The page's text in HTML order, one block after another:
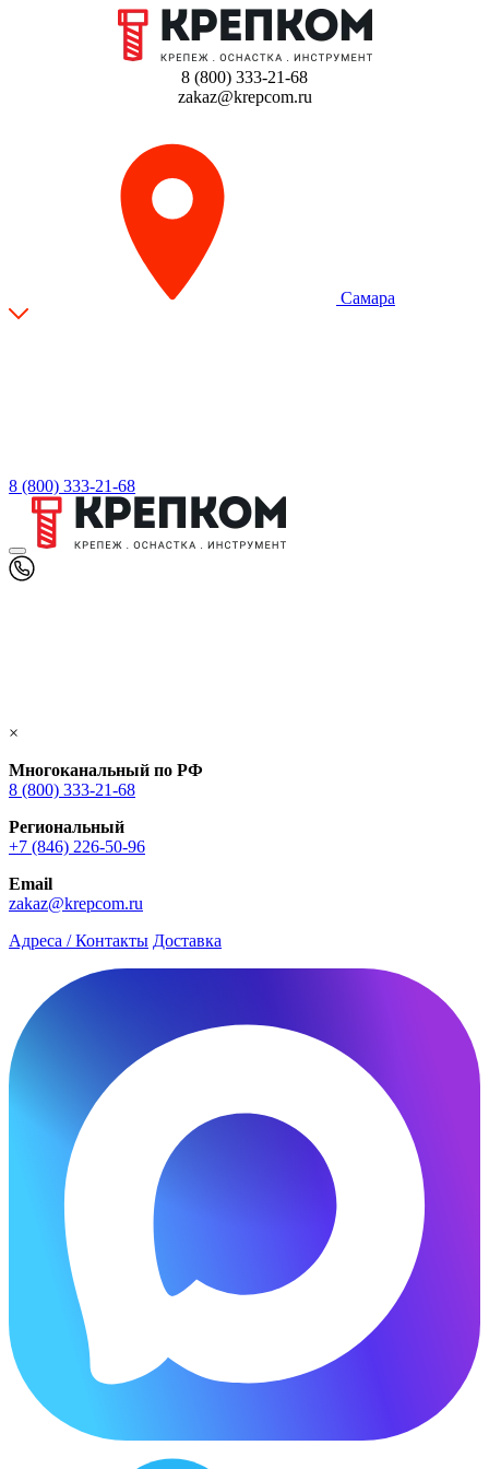
8 (800) 333-21-68
zakaz@krepcom.ru
Самара
8 (800) 333-21-68
×
Многоканальный по РФ
8 (800) 333‑21-68
Региональный
+7 (846) 226-50-96
Email
zakaz@krepcom.ru
Адреса / Контакты Доставка